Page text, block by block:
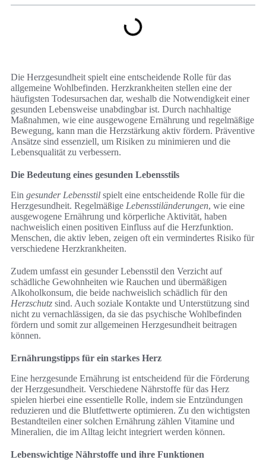
Die Herzgesundheit spielt eine entscheidende Rolle für das
allgemeine Wohlbefinden. Herzkrankheiten stellen eine der
häufigsten Todesursachen dar, weshalb die Notwendigkeit einer
gesunden Lebensweise unabdingbar ist. Durch nachhaltige
Maßnahmen, wie eine ausgewogene Ernährung und regelmäßige
Bewegung, kann man die Herzstärkung aktiv fördern. Präventive
Ansätze sind essenziell, um Risiken zu minimieren und die
Lebensqualität zu verbessern.
Die Bedeutung eines gesunden Lebensstils
Ein gesunder Lebensstil spielt eine entscheidende Rolle für die
Herzgesundheit. Regelmäßige Lebensstiländerungen, wie eine
ausgewogene Ernährung und körperliche Aktivität, haben
nachweislich einen positiven Einfluss auf die Herzfunktion.
Menschen, die aktiv leben, zeigen oft ein vermindertes Risiko für
verschiedene Herzkrankheiten.
Zudem umfasst ein gesunder Lebensstil den Verzicht auf
schädliche Gewohnheiten wie Rauchen und übermäßigen
Alkoholkonsum, die beide nachweislich schädlich für den
Herzschutz sind. Auch soziale Kontakte und Unterstützung sind
nicht zu vernachlässigen, da sie das psychische Wohlbefinden
fördern und somit zur allgemeinen Herzgesundheit beitragen
können.
Ernährungstipps für ein starkes Herz
Eine herzgesunde Ernährung ist entscheidend für die Förderung
der Herzgesundheit. Verschiedene Nährstoffe für das Herz
spielen hierbei eine essentielle Rolle, indem sie Entzündungen
reduzieren und die Blutfettwerte optimieren. Zu den wichtigsten
Bestandteilen einer solchen Ernährung zählen Vitamine und
Mineralien, die im Alltag leicht integriert werden können.
Lebenswichtige Nährstoffe und ihre Funktionen